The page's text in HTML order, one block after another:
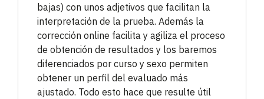
bajas) con unos adjetivos que facilitan la
interpretación de la prueba. Además la
corrección online facilita y agiliza el proceso
de obtención de resultados y los baremos
diferenciados por curso y sexo permiten
obtener un perfil del evaluado más
ajustado. Todo esto hace que resulte útil